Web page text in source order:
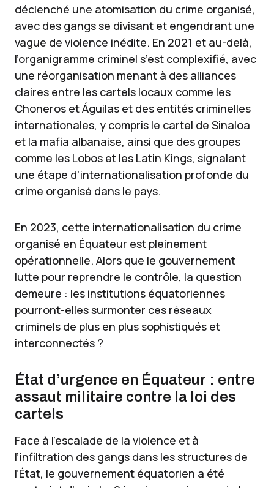
déclenché une atomisation du crime organisé,
avec des gangs se divisant et engendrant une
vague de violence inédite. En 2021 et au-delà,
l’organigramme criminel s’est complexifié, avec
une réorganisation menant à des alliances
claires entre les cartels locaux comme les
Choneros et Águilas et des entités criminelles
internationales, y compris le cartel de Sinaloa
et la mafia albanaise, ainsi que des groupes
comme les Lobos et les Latin Kings, signalant
une étape d’internationalisation profonde du
crime organisé dans le pays.
En 2023, cette internationalisation du crime
organisé en Équateur est pleinement
opérationnelle. Alors que le gouvernement
lutte pour reprendre le contrôle, la question
demeure : les institutions équatoriennes
pourront-elles surmonter ces réseaux
criminels de plus en plus sophistiqués et
interconnectés ?
État d’urgence en Équateur : entre
assaut militaire contre la loi des
cartels
Face à l’escalade de la violence et à
l’infiltration des gangs dans les structures de
l’État, le gouvernement équatorien a été